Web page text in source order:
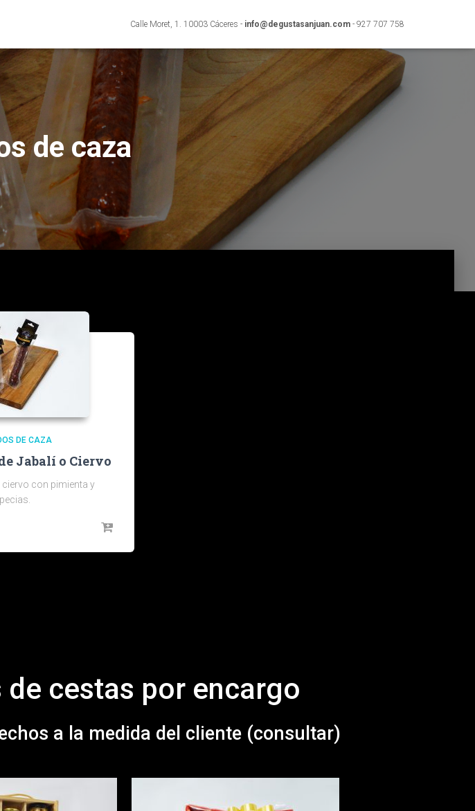
Calle Moret, 1. 10003 Cáceres - info@degustasanjuan.com - 927 707 758
de caza
DE CAZA
Jabalí o Ciervo
ciervo con pimienta y
cestas por encargo
a la medida del cliente (consultar)